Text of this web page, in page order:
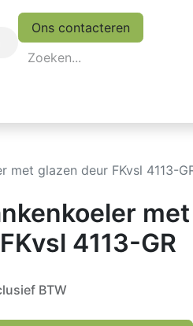
Ons contacteren
met glazen deur FKvsl 4113-
met
4113-GR
BTW